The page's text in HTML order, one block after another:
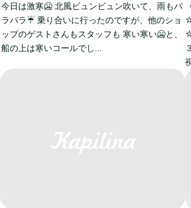
今日は激寒🥶 北風ビュンビュン吹いて、雨もパ
ラパラ☔ 乗り合いに行ったのですが、他のショ
ップのゲストさんもスタッフも 寒い寒い🥶と、
船の上は寒いコールでし…